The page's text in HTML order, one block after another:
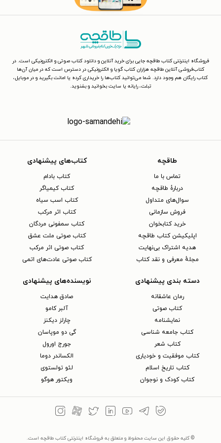
فروشگاه اینترنتی کتاب طاقچه جایی برای خرید آنلاین و دانلود کتاب صوتی و الکترونیکی است. در
کتاب‌فروشی آنلاین طاقچه هزاران کتاب گویا و الکترونیکی در دسترس است که در میان آن‌ها
کتاب رایگان هم وجود دارد. شما می‌توانید کتاب‌ها را خریداری کرده یا امانت بگیرید و در موبایل،
تبلت، رایانه یا سایت بخوانید و بشنوید.
طاقچه
تماس با ما
دربارهٔ طاقچه
سوال‌های متداول
فروش سازمانی
خرید کتابخوان
اپلیکیشن کتاب طاقچه
هدیه اشتراک بی‌نهایت
مجلهٔ معرفی و نقد کتاب
کتاب‌های پیشنهادی
کتاب بادام
کتاب کیمیاگر
کتاب اسب سیاه
کتاب اثر مرکب
کتاب سمفونی مردگان
کتاب صوتی ملت عشق
کتاب صوتی اثر مرکب
کتاب صوتی عادت‌های اتمی
دسته بندی پیشنهادی
رمان عاشقانه
کتاب‌ صوتی
نمایشنامه
کتاب جامعه شناسی
کتاب شعر
کتاب موفقیت و خودیاری
کتاب تاریخ اسلام
کتاب کودک و نوجوان
نویسنده‌های پیشنهادی
صادق هدایت
آلبر کامو
چارلز دیکنز
گی دو موپاسان
جورج اورول
الکساندر دوما
لئو تولستوی
ویکتور هوگو
© کلیه حقوق این سایت محفوظ و متعلق به فروشگاه اینترنتی کتاب طاقچه است.